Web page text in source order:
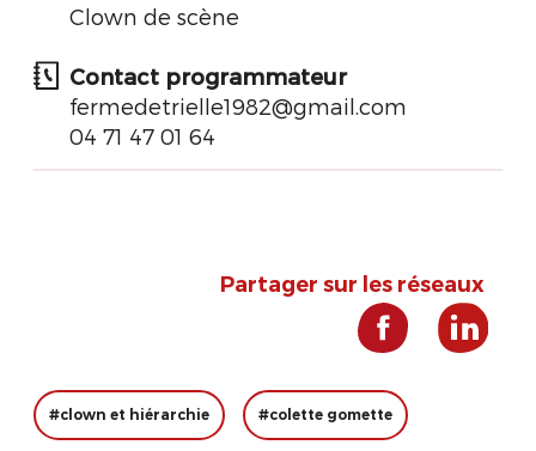
Clown de scène
Contact programmateur
fermedetrielle1982@gmail.com
‭04 71 47 01 64‬
Partager sur les réseaux
#clown et hiérarchie #colette gomette